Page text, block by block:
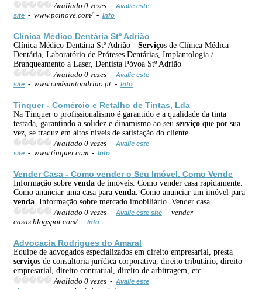
Avaliado 0 vezes - Avalie este
site - www.pcinove.com/ - Info
Clínica Médico Dentária Stº Adrião
Clínica Médico Dentária Stº Adrião - Serviços de Clínica Médica
Dentária, Laboratório de Próteses Dentárias, Implantologia /
Branqueamento a Laser, Dentista Póvoa Stº Adrião
Avaliado 0 vezes - Avalie este
site - www.cmdsantoadriao.pt - Info
Tinquer - Comércio e Retalho de Tintas, Lda
Na Tinquer o profissionalismo é garantido e a qualidade da tinta
testada, garantindo a solidez e dinamismo ao seu serviço que por sua
vez, se traduz em altos níveis de satisfação do cliente.
Avaliado 0 vezes - Avalie este
site - www.tinquer.com - Info
Vender Casa - Como vender o Seu Imóvel. Como Vende
Informação sobre venda de imóveis. Como vender casa rapidamente.
Como anunciar uma casa para venda . Como anunciar um imóvel para
venda . Informação sobre mercado imobiliário. Vender casa.
Avaliado 0 vezes - Avalie este site - vender-
casas.blogspot.com/ - Info
Advocacia Rodrigues do Amaral
Equipe de advogados especializados em direito empresarial, presta
serviços de consultoria jurídica corporativa, direito tributário, direito
empresarial, direito contratual, direito de arbitragem, etc.
Avaliado 0 vezes - Avalie este